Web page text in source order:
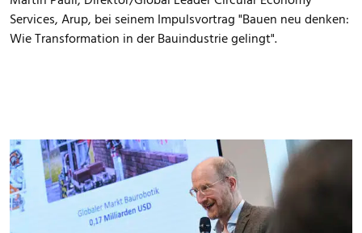
Services, Arup, bei seinem Impulsvortrag "Bauen neu denken:
Wie Transformation in der Bauindustrie gelingt".